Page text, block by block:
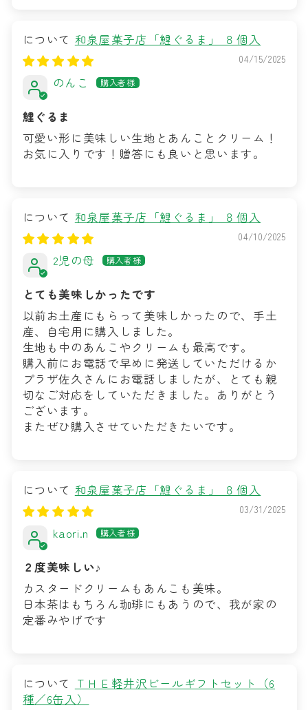
和泉屋菓子店「鯉ぐるま」 ８個入
04/15/2025
のんこ
鯉ぐるま
可愛い形に美味しい生地とあんことクリーム！
お気に入りです！贈答にも良いと思います。
和泉屋菓子店「鯉ぐるま」 ８個入
04/10/2025
2児の母
とても美味しかったです
以前お土産にもらって美味しかったので、手土
産、自宅用に購入しました。
生地も中のあんこやクリームも最高です。
購入前にお電話で早めに発送していただけるか
プラザ佐久さんにお電話しましたが、とても親
切なご対応をしていただきました。ありがとう
ございます。
またぜひ購入させていただきたいです。
和泉屋菓子店「鯉ぐるま」 ８個入
03/31/2025
kaori.n
２度美味しい♪
カスタードクリームもあんこも美味。
日本茶はもちろん珈琲にもあうので、我が家の
定番みやげです
ＴＨＥ軽井沢ビールギフトセット（6
種／6缶入）